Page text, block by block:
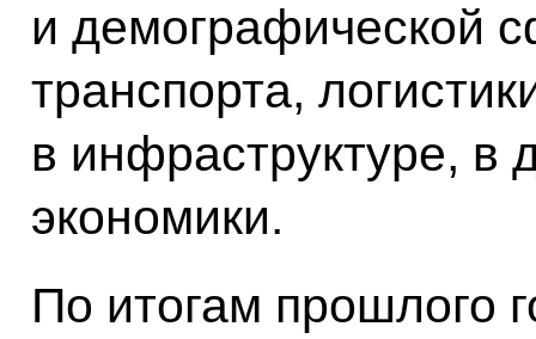
и демографической
транспорта,
в инфраструктуре, в
экономики.
По итогам прошлого